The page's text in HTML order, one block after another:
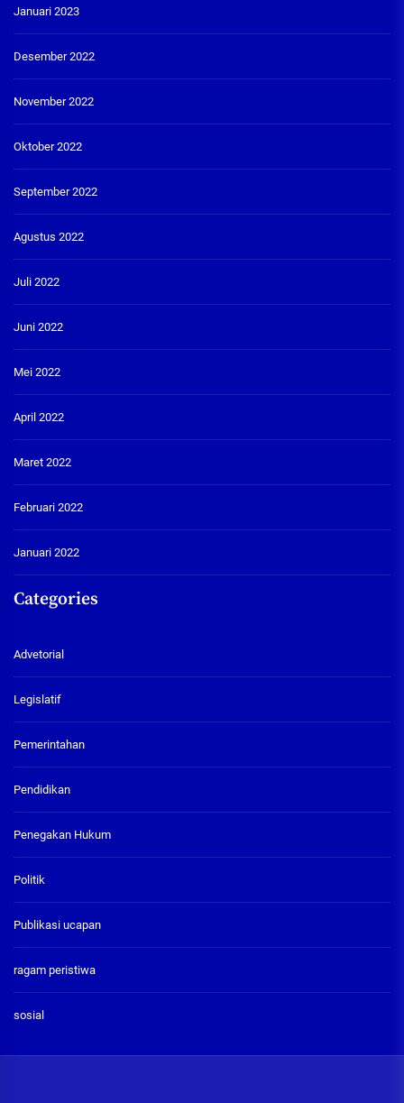
Januari 2023
Desember 2022
November 2022
Oktober 2022
September 2022
Agustus 2022
Juli 2022
Juni 2022
Mei 2022
April 2022
Maret 2022
Februari 2022
Januari 2022
Categories
Advetorial
Legislatif
Pemerintahan
Pendidikan
Penegakan Hukum
Politik
Publikasi ucapan
ragam peristiwa
sosial